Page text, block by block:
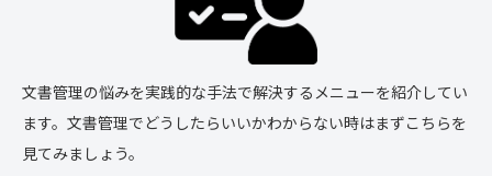
文書管理の悩みを実践的な手法で解決するメニューを紹介してい
ます。文書管理でどうしたらいいかわからない時はまずこちらを
見てみましょう。